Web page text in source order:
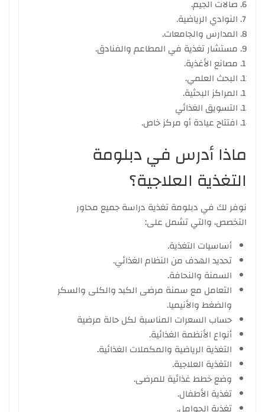
صالات الجيم.
النوادي الرياضية.
المدارس والجامعات.
مستشار تغذية في المطاعم والفنادق.
مصانع الأغذية.
البحث العلمي.
المراكز البحثية.
التسويق الغذائي
افتتاح عيادة أو مركز خاص.
ماذا أدرس في دبلومة
التغذية العلاجية؟
نوفر لك في دبلومة تغذية دراسة جميع محاور
التخصص، والتي تشمل على:
أساسيات التغذية.
تحديد الهدف من النظام الغذائي.
السمنة والنحافة.
التعامل مع سمنة مرضى الكبد والكلى والسكر
والضغط والأنيميا.
حساب السعرات المناسبة لكل حالة مرضية
أنواع الأنظمة الغذائية.
التغذية الرياضية والمكملات الغذائية.
التغذية العلاجية.
وضع خطط غذائية للمرضى.
تغذية الأطفال.
تغذية الحوامل.